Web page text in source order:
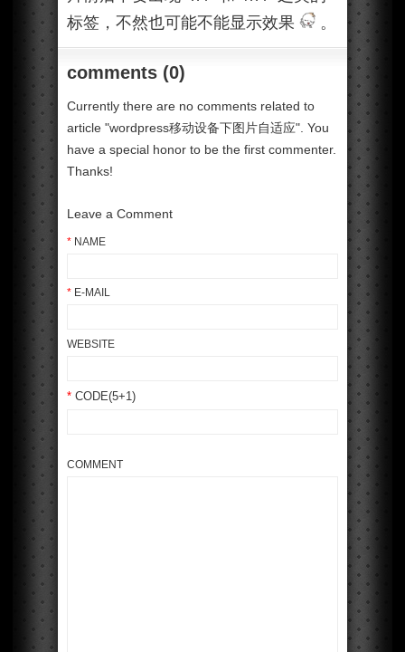
标签，不然也可能不能显示效果
。
comments (0)
Currently there are no comments related to
article "wordpress移动设备下图片自适应". You
have a special honor to be the first commenter.
Thanks!
Leave a Comment
* NAME
* E-MAIL
WEBSITE
* CODE(5+1)
COMMENT